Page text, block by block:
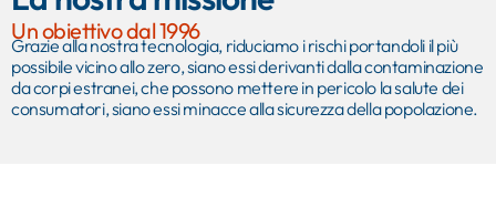
Un obiettivo dal 1996
Grazie alla nostra tecnologia, riduciamo i rischi portandoli il più
possibile vicino allo zero, siano essi derivanti dalla contaminazione
da corpi estranei, che possono mettere in pericolo la salute dei
consumatori, siano essi minacce alla sicurezza della popolazione.